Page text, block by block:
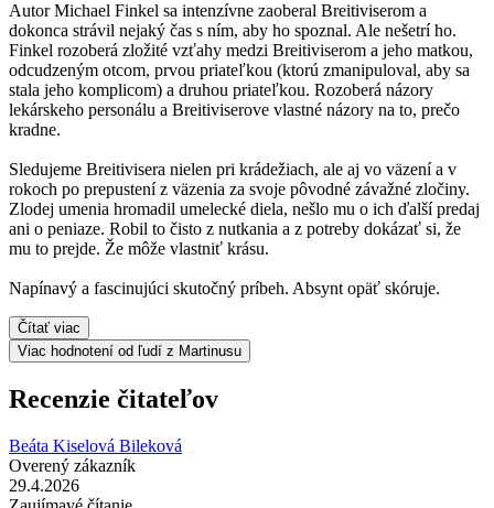
Autor Michael Finkel sa intenzívne zaoberal Breitiviserom a
dokonca strávil nejaký čas s ním, aby ho spoznal. Ale nešetrí ho.
Finkel rozoberá zložité vzťahy medzi Breitiviserom a jeho matkou,
odcudzeným otcom, prvou priateľkou (ktorú zmanipuloval, aby sa
stala jeho komplicom) a druhou priateľkou. Rozoberá názory
lekárskeho personálu a Breitiviserove vlastné názory na to, prečo
kradne.
Sledujeme Breitivisera nielen pri krádežiach, ale aj vo väzení a v
rokoch po prepustení z väzenia za svoje pôvodné závažné zločiny.
Zlodej umenia hromadil umelecké diela, nešlo mu o ich ďalší predaj
ani o peniaze. Robil to čisto z nutkania a z potreby dokázať si, že
mu to prejde. Že môže vlastniť krásu.
Napínavý a fascinujúci skutočný príbeh. Absynt opäť skóruje.
Čítať viac
Viac hodnotení od ľudí z Martinusu
Recenzie čitateľov
Beáta Kiselová Bileková
Overený zákazník
29.4.2026